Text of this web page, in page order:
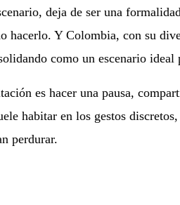
deja de ser una
hacerlo. Y Colombia, con su
como un escenario ideal
es hacer una pausa,
habitar en los gestos
perdurar.